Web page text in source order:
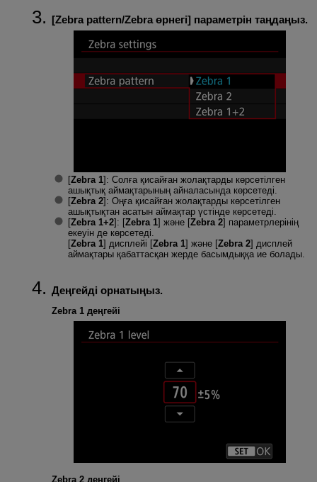
[Zebra pattern/Zebra өрнегі] параметрін таңдаңыз.
[Zebra 1]: Солға қисайған жолақтарды көрсетілген
ашықтық аймақтарының айналасында көрсетеді.
[Zebra 2]: Оңға қисайған жолақтарды көрсетілген
ашықтықтан асатын аймақтар үстінде көрсетеді.
[Zebra 1+2]: [Zebra 1] және [Zebra 2] параметрлерінің
екеуін де көрсетеді.
[Zebra 1] дисплейі [Zebra 1] және [Zebra 2] дисплей
аймақтары қабаттасқан жерде басымдыққа ие болады.
Деңгейді орнатыңыз.
Zebra 1 деңгейі
Zebra 2 деңгейі